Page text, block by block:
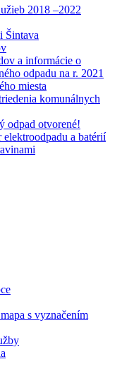
2018 –2022
Šintava
a informácie o
odpadu na r. 2021
miesta
komunálnych
odpad otvorené!
a batérií
s vyznačením